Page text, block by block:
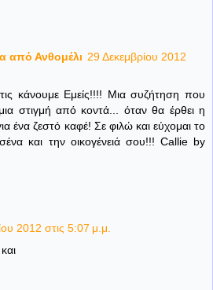
από Ανθομέλι 29 Δεκεμβρίου 2012
τις κάνουμε Εμείς!!!! Μια συζήτηση που
στιγμή από κοντά... όταν θα έρθει η
ένα ζεστό καφέ! Σε φιλώ και εύχομαι το
και την οικογένειά σου!!! Callie by
2012 στις 5:07 μ.μ.